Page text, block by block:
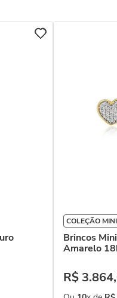
COLEÇÃO
Brincos
Amarelo
R$ 3.864,